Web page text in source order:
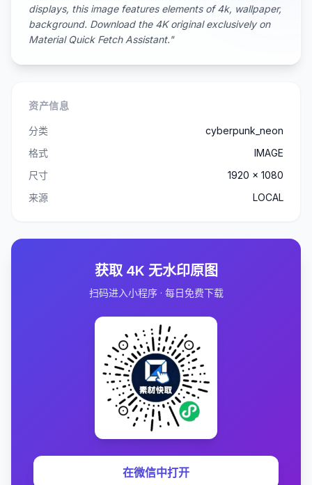
displays, this image features elements of 4k, wallpaper,
background. Download the 4K original exclusively on
Material Quick Fetch Assistant."
资产信息
分类
cyberpunk_neon
格式
IMAGE
尺寸
1920 x 1080
来源
LOCAL
获取 4K 无水印原图
扫码进入小程序 · 每日免费下载
在微信中打开